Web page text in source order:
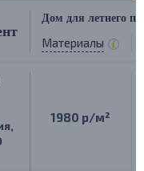
Дом для летнего
Материалы
1980 р/м²